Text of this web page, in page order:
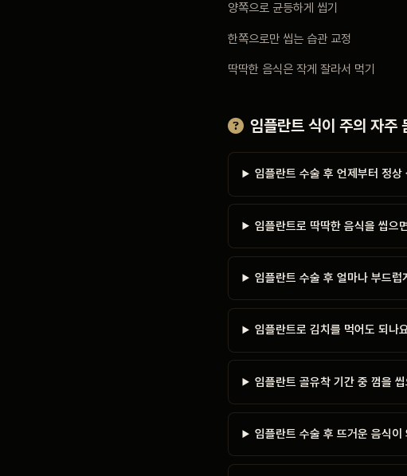
양쪽으로 균등하게 씹기
한쪽으로만 씹는 습관 교정
딱딱한 음식은 작게 잘라서 먹기
임플란트 식이 주의 자주
임플란트 수술 후 언제부터 정상
임플란트로 딱딱한 음식을 씹으
임플란트 수술 후 얼마나 부드럽
임플란트로 김치를 먹어도 되나
임플란트 골유착 기간 중 껌을
임플란트 수술 후 뜨거운 음식이